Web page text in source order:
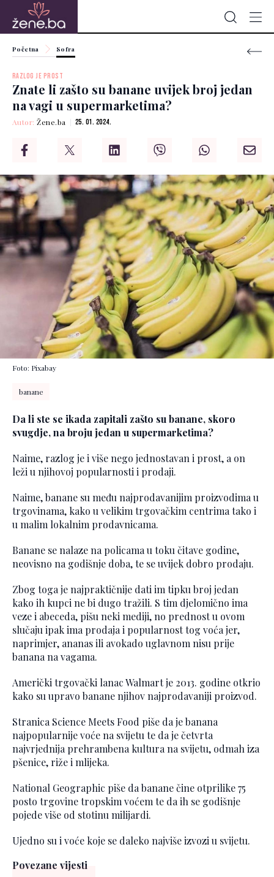
Početna Sofra
RAZLOG JE PROST
Znate li zašto su banane uvijek broj jedan
na vagi u supermarketima?
Autor:Žene.ba 25. 01. 2024.
Foto: Pixabay
banane
Da li ste se ikada zapitali zašto su banane, skoro
svugdje, na broju jedan u supermarketima?
Naime, razlog je i više nego jednostavan i prost, a on
leži u njihovoj popularnosti i prodaji.
Naime, banane su među najprodavanijim proizvodima u
trgovinama, kako u velikim trgovačkim centrima tako i
u malim lokalnim prodavnicama.
Banane se nalaze na policama u toku čitave godine,
neovisno na godišnje doba, te se uvijek dobro prodaju.
Zbog toga je najpraktičnije dati im tipku broj jedan
kako ih kupci ne bi dugo tražili. S tim djelomično ima
veze i abeceda, pišu neki mediji, no prednost u ovom
slučaju ipak ima prodaja i popularnost tog voća jer,
naprimjer, ananas ili avokado uglavnom nisu prije
banana na vagama.
Američki trgovački lanac Walmart je 2013. godine otkrio
kako su upravo banane njihov najprodavaniji proizvod.
Stranica Science Meets Food piše da je banana
najpopularnije voće na svijetu te da je četvrta
najvrjednija prehrambena kultura na svijetu, odmah iza
pšenice, riže i mlijeka.
National Geographic piše da banane čine otprilike 75
posto trgovine tropskim voćem te da ih se godišnje
pojede više od stotinu milijardi.
Ujedno su i voće koje se daleko najviše izvozi u svijetu.
Povezane vijesti